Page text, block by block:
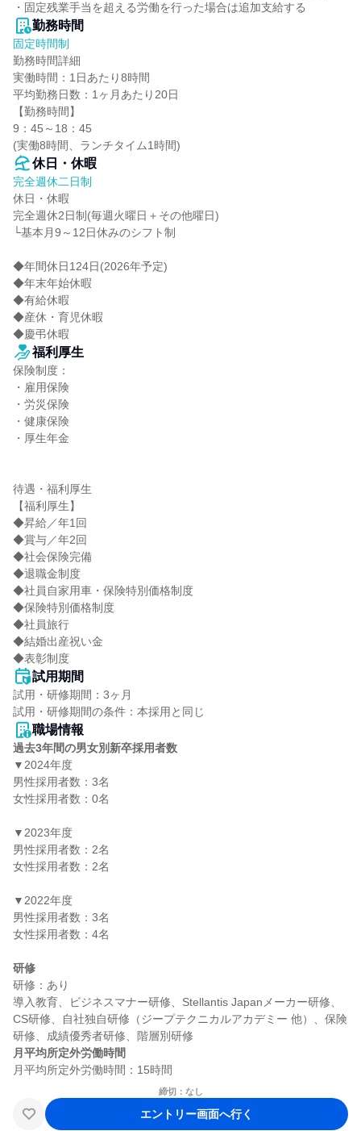
・固定残業手当を超える労働を行った場合は追加支給する
勤務時間
固定時間制
勤務時間詳細
実働時間：1日あたり8時間
平均勤務日数：1ヶ月あたり20日
【勤務時間】
9：45～18：45
(実働8時間、ランチタイム1時間)
休日・休暇
完全週休二日制
休日・休暇
完全週休2日制(毎週火曜日＋その他曜日)
└基本月9～12日休みのシフト制
◆年間休日124日(2026年予定)
◆年末年始休暇
◆有給休暇
◆産休・育児休暇
◆慶弔休暇
福利厚生
保険制度：
・雇用保険
・労災保険
・健康保険
・厚生年金
待遇・福利厚生
【福利厚生】
◆昇給／年1回
◆賞与／年2回
◆社会保険完備
◆退職金制度
◆社員自家用車・保険特別価格制度
◆保険特別価格制度
◆社員旅行
◆結婚出産祝い金
◆表彰制度
試用期間
試用・研修期間：3ヶ月
職場情報
過去3年間の男女別新卒採用者数
▼2024年度
男性採用者数：3名
女性採用者数：0名
▼2023年度
男性採用者数：2名
女性採用者数：2名
▼2022年度
男性採用者数：3名
女性採用者数：4名
研修
研修：あり
導入教育、ビジネスマナー研修、Stellantis Japanメーカー研修、
CS研修、自社独自研修（ジープテクニカルアカデミー 他）、保険
月平均所定外労働時間
締切：なし
エントリー画面へ行く